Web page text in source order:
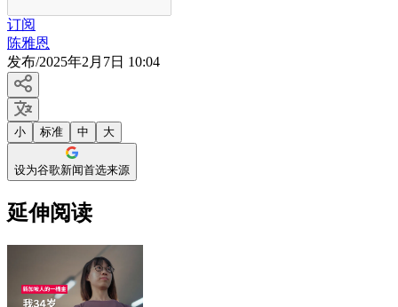
订阅
陈雅恩
发布/2025年2月7日 10:04
小 标准 中 大
设为谷歌新闻首选来源
延伸阅读